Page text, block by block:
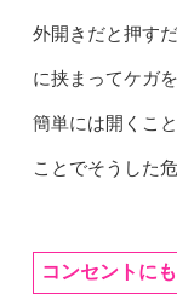
外開きだと押す
に挟まってケガ
簡単には開くこ
ことでそうした
コンセントに